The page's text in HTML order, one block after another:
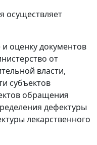
осуществляет
оценку документов
от
власти,
субъектов
обращения
дефектуры
лекарственного